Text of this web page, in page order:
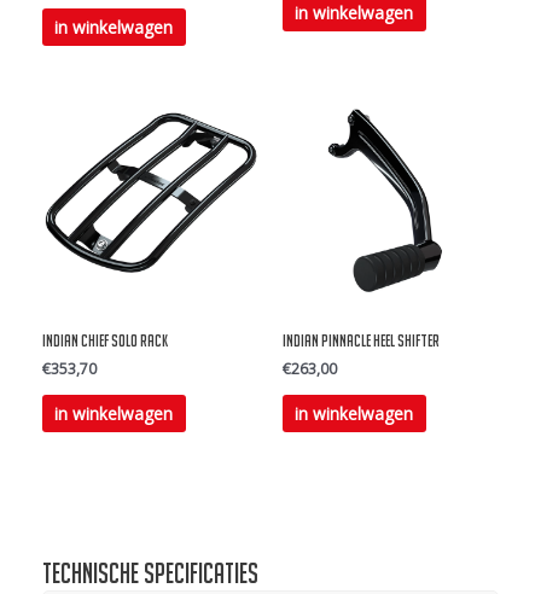
in winkelwagen
Dit
product
meerdere
variaties.
Deze
optie
in winkelwagen
Indian Chief Solo Rack
€353,70
in winkelwagen
Indian Pinnacle Heel Shifter
€263,00
in winkelwagen
Dit
product
Technische specificaties